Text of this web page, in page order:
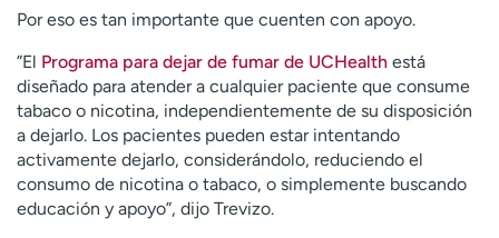
Por eso es tan importante que cuenten con apoyo.
”El Programa para dejar de fumar de UCHealth está
diseñado para atender a cualquier paciente que consume
tabaco o nicotina, independientemente de su disposición
a dejarlo. Los pacientes pueden estar intentando
activamente dejarlo, considerándolo, reduciendo el
consumo de nicotina o tabaco, o simplemente buscando
educación y apoyo”, dijo Trevizo.